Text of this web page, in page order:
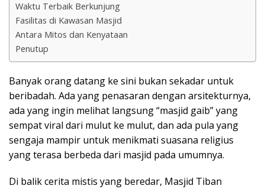
Waktu Terbaik Berkunjung
Fasilitas di Kawasan Masjid
Antara Mitos dan Kenyataan
Penutup
Banyak orang datang ke sini bukan sekadar untuk
beribadah. Ada yang penasaran dengan arsitekturnya,
ada yang ingin melihat langsung “masjid gaib” yang
sempat viral dari mulut ke mulut, dan ada pula yang
sengaja mampir untuk menikmati suasana religius
yang terasa berbeda dari masjid pada umumnya.
Di balik cerita mistis yang beredar, Masjid Tiban